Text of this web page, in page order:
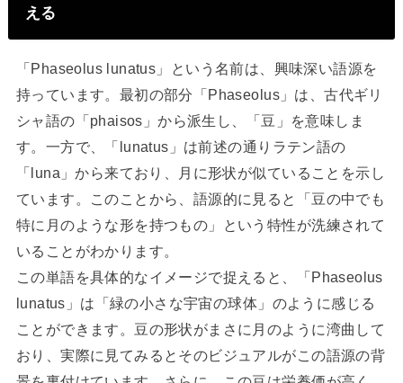
える
「Phaseolus lunatus」という名前は、興味深い語源を
持っています。最初の部分「Phaseolus」は、古代ギリ
シャ語の「phaisos」から派生し、「豆」を意味しま
す。一方で、「lunatus」は前述の通りラテン語の
「luna」から来ており、月に形状が似ていることを示し
ています。このことから、語源的に見ると「豆の中でも
特に月のような形を持つもの」という特性が洗練されて
いることがわかります。
この単語を具体的なイメージで捉えると、「Phaseolus
lunatus」は「緑の小さな宇宙の球体」のように感じる
ことができます。豆の形状がまさに月のように湾曲して
おり、実際に見てみるとそのビジュアルがこの語源の背